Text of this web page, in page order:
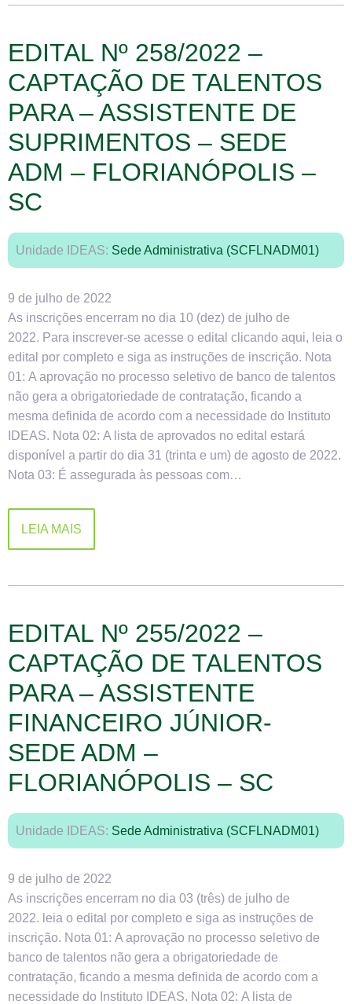
EDITAL Nº 258/2022 –
CAPTAÇÃO DE TALENTOS
PARA – ASSISTENTE DE
SUPRIMENTOS – SEDE
ADM – FLORIANÓPOLIS –
SC
Unidade IDEAS: Sede Administrativa (SCFLNADM01)
9 de julho de 2022
As inscrições encerram no dia 10 (dez) de julho de
2022. Para inscrever-se acesse o edital clicando aqui, leia o
edital por completo e siga as instruções de inscrição. Nota
01: A aprovação no processo seletivo de banco de talentos
não gera a obrigatoriedade de contratação, ficando a
mesma definida de acordo com a necessidade do Instituto
IDEAS. Nota 02: A lista de aprovados no edital estará
disponível a partir do dia 31 (trinta e um) de agosto de 2022.
Nota 03: É assegurada às pessoas com…
LEIA MAIS
EDITAL Nº 255/2022 –
CAPTAÇÃO DE TALENTOS
PARA – ASSISTENTE
FINANCEIRO JÚNIOR-
SEDE ADM –
FLORIANÓPOLIS – SC
Unidade IDEAS: Sede Administrativa (SCFLNADM01)
9 de julho de 2022
As inscrições encerram no dia 03 (três) de julho de
2022. leia o edital por completo e siga as instruções de
inscrição. Nota 01: A aprovação no processo seletivo de
banco de talentos não gera a obrigatoriedade de
contratação, ficando a mesma definida de acordo com a
necessidade do Instituto IDEAS. Nota 02: A lista de